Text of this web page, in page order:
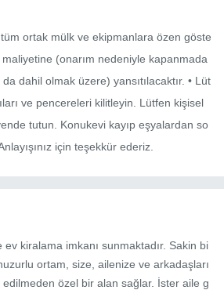
ortak mülk ve ekipmanlara özen göste
(onarım nedeniyle kapanmada
dahil olmak üzere) yansıtılacaktır. • Lüt
ve pencereleri kilitleyin. Lütfen kişisel
tutun. Konukevi kayıp eşyalardan so
için teşekkür ederiz.
kiralama imkanı sunmaktadır. Sakin bi
ortam, size, ailenize ve arkadaşları
edilmeden özel bir alan sağlar. İster aile g